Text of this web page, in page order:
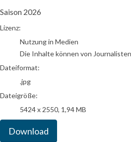
Saison 2026
go to media item
Lizenz:
Nutzung in Medien
Die Inhalte können von
Dateiformat:
.jpg
Dateigröße:
5424 x 2550, 1,94 MB
Download